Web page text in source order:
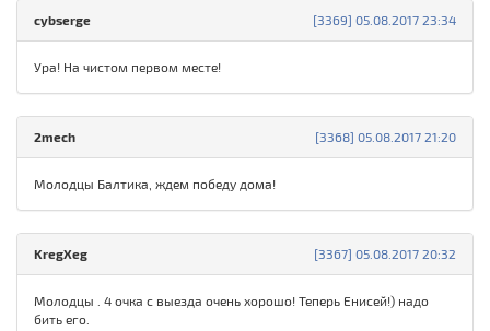
[3369] 05.08.2017 23:34
cybserge
Ура! На чистом первом месте!
[3368] 05.08.2017 21:20
2mech
Молодцы Балтика, ждем победу дома!
[3367] 05.08.2017 20:32
KregXeg
Молодцы . 4 очка с выезда очень хорошо! Теперь Енисей!) надо
бить его.